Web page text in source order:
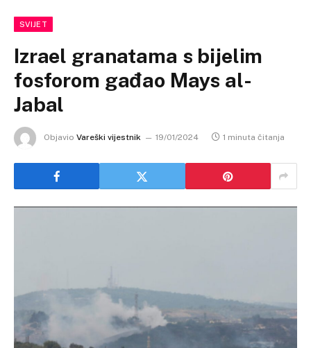
SVIJET
Izrael granatama s bijelim
fosforom gađao Mays al-
Jabal
Objavio Vareški vijestnik 19/01/2024 1 minuta čitanja